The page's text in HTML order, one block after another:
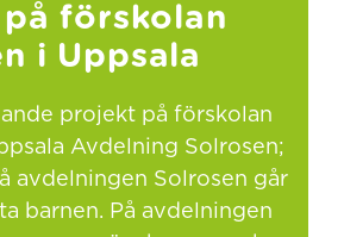
förskolan
i Uppsala
projekt på förskolan
Avdelning Solrosen;
avdelningen Solrosen går
barnen. På avdelningen